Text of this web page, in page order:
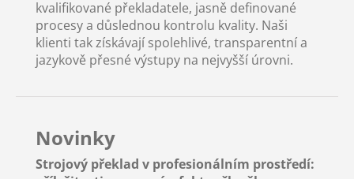
kvalifikované překladatele, jasně definované
procesy a důslednou kontrolu kvality. Naši
klienti tak získávají spolehlivé, transparentní a
jazykově přesné výstupy na nejvyšší úrovni.
Novinky
Strojový překlad v profesionálním prostředí: